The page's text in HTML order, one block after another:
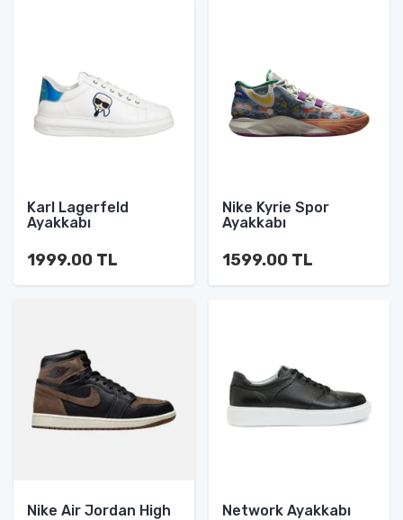
Karl Lagerfeld
Ayakkabı
1999.00 TL
Nike Kyrie Spor
Ayakkabı
1599.00 TL
Nike Air Jordan High Network Ayakkabı